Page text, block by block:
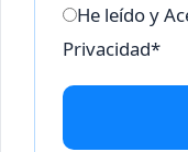
He leído y
Privacidad*